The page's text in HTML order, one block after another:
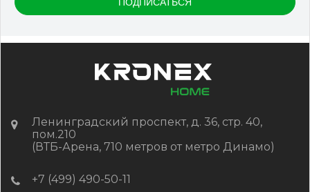
КУПИТЬ
Ленинградский проспект, д. 36, стр. 40,
пом.210
(ВТБ-Арена, 710 метров от метро Динамо)
+7 (499) 490-50-11